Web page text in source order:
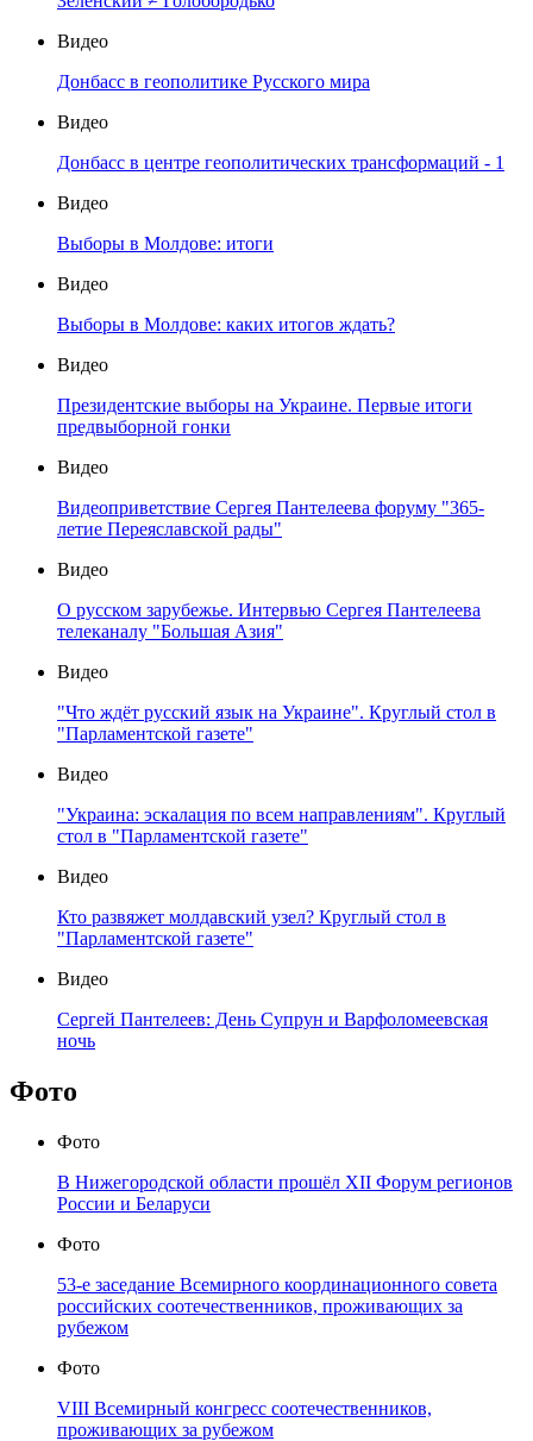
Видео
Донбасс в геополитике Русского мира
Видео
Донбасс в центре геополитических трансформаций - 1
Видео
Выборы в Молдове: итоги
Видео
Выборы в Молдове: каких итогов ждать?
Видео
Президентские выборы на Украине. Первые итоги
предвыборной гонки
Видео
Видеоприветствие Сергея Пантелеева форуму "365-
летие Переяславской рады"
Видео
О русском зарубежье. Интервью Сергея Пантелеева
телеканалу "Большая Азия"
Видео
"Что ждёт русский язык на Украине". Круглый стол в
"Парламентской газете"
Видео
"Украина: эскалация по всем направлениям". Круглый
стол в "Парламентской газете"
Видео
Кто развяжет молдавский узел? Круглый стол в
"Парламентской газете"
Видео
Сергей Пантелеев: День Супрун и Варфоломеевская
ночь
Фото
Фото
В Нижегородской области прошёл XII Форум регионов
России и Беларуси
Фото
53-е заседание Всемирного координационного совета
российских соотечественников, проживающих за
рубежом
Фото
VIII Всемирный конгресс соотечественников,
проживающих за рубежом